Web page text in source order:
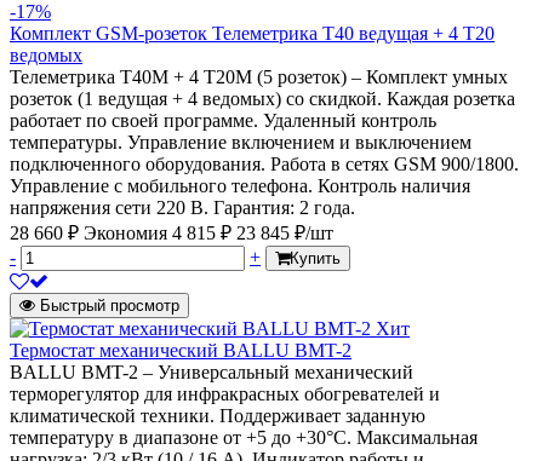
-17%
Комплект GSM-розеток Телеметрика Т40 ведущая + 4 Т20
ведомых
Телеметрика Т40M + 4 Т20M (5 розеток) – Комплект умных
розеток (1 ведущая + 4 ведомых) со скидкой. Каждая розетка
работает по своей программе. Удаленный контроль
температуры. Управление включением и выключением
подключенного оборудования. Работа в сетях GSM 900/1800.
Управление с мобильного телефона. Контроль наличия
напряжения сети 220 В. Гарантия: 2 года.
28 660 ₽ Экономия 4 815 ₽ 23 845 ₽/шт
-
+ Купить
Быстрый просмотр
Хит
Термостат механический BALLU BMT-2
BALLU BMT-2 – Универсальный механический
терморегулятор для инфракрасных обогревателей и
климатической техники. Поддерживает заданную
температуру в диапазоне от +5 до +30°С. Максимальная